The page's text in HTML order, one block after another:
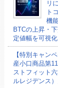
リ
ト
機
BTCの上昇・
定値幅を可視化
【特別キャン
産小口商品第
ストフィット
ルレジデンス